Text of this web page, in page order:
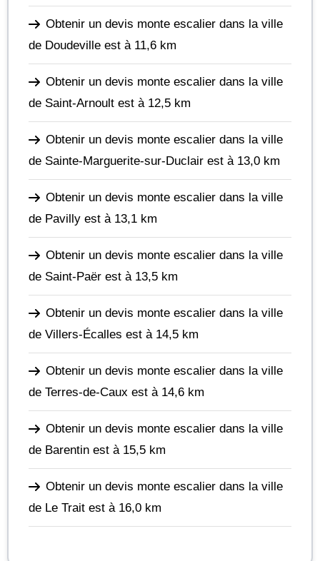
Obtenir un devis monte escalier dans la ville
de Doudeville est à 11,6 km
Obtenir un devis monte escalier dans la ville
de Saint-Arnoult est à 12,5 km
Obtenir un devis monte escalier dans la ville
de Sainte-Marguerite-sur-Duclair est à 13,0 km
Obtenir un devis monte escalier dans la ville
de Pavilly est à 13,1 km
Obtenir un devis monte escalier dans la ville
de Saint-Paër est à 13,5 km
Obtenir un devis monte escalier dans la ville
de Villers-Écalles est à 14,5 km
Obtenir un devis monte escalier dans la ville
de Terres-de-Caux est à 14,6 km
Obtenir un devis monte escalier dans la ville
de Barentin est à 15,5 km
Obtenir un devis monte escalier dans la ville
de Le Trait est à 16,0 km